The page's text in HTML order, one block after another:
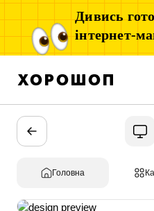
Дивись
інтернет-
Головна